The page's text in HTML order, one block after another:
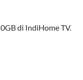
bisa menikmati
untuk
di IndiHome TV.